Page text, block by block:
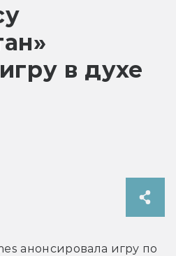
в духе
анонсировала игру по